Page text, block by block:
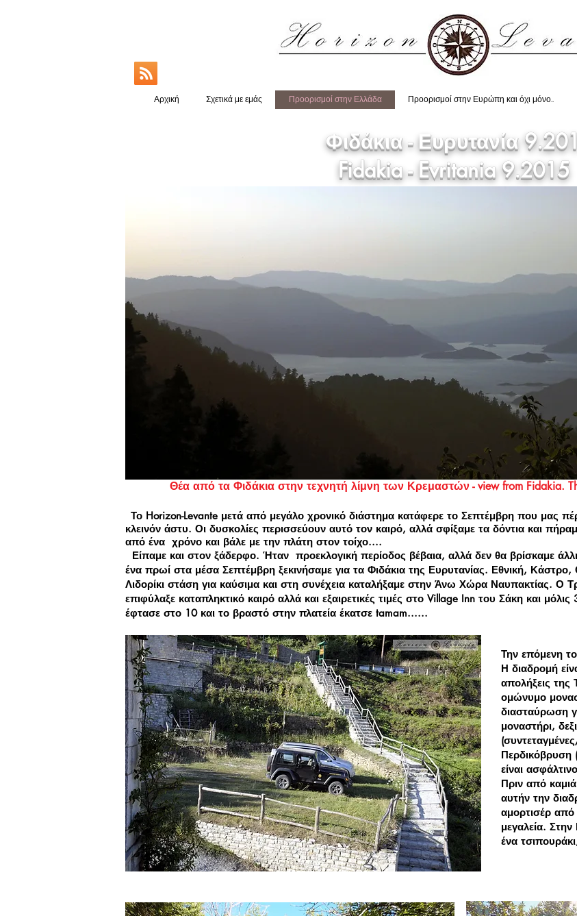
Αρχική Σχετικά με εμάς Προορισμοί στην Ελλάδα Προορισμοί στην Ευρώπη και όχι μόνο..
Φιδάκια - Ευρυτανία
Fidakia - Evritania 9.2015
Θέα από τα Φιδάκια στην τεχνητή λίμνη των Κρεμαστών - view from Fidakia.
Το Horizon-Levante μετά από μεγάλο χρονικό διάστημα κατάφερε το Σεπτέμβρη που μας
κλεινόν άστυ. Οι δυσκολίες περισσεύουν αυτό τον καιρό, αλλά σφίξαμε τα δόντια και
από ένα χρόνο και βάλε με την πλάτη στον τοίχο....
Είπαμε και στον ξάδερφο. Ήταν προεκλογική περίοδος βέβαια, αλλά δεν θα βρίσκαμε
ένα πρωί στα μέσα Σεπτέμβρη ξεκινήσαμε για τα Φιδάκια της Ευρυτανίας. Εθνική,
Λιδορίκι στάση για καύσιμα και στη συνέχεια καταλήξαμε στην Άνω Χώρα Ναυπακτίας. Ο
επιφύλαξε καταπληκτικό καιρό αλλά και εξαιρετικές τιμές στο Village Inn του Σάκη και
έφτασε στο 10 και το βραστό στην πλατεία έκατσε tamam......
Την επόμενη
Η διαδρομή
απολήξεις της
ομώνυμο
διασταύρωση
μοναστήρι,
Περδικόβρυση
είναι
Πριν από
αυτήν την
αμορτισέρ
μεγαλεία.
ένα